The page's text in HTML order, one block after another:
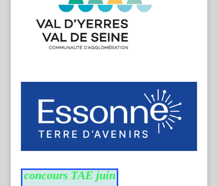
concours TAE juin